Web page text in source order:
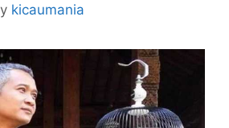
kicaumania